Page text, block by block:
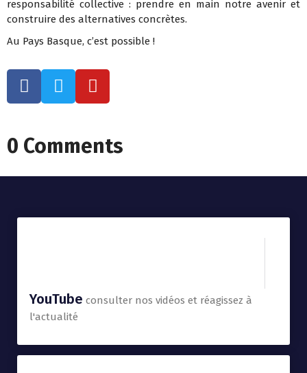
responsabilité collective : prendre en main notre avenir et
construire des alternatives concrètes.
Au Pays Basque, c’est possible !
0 Comments
YouTube consulter nos vidéos et réagissez à
l'actualité